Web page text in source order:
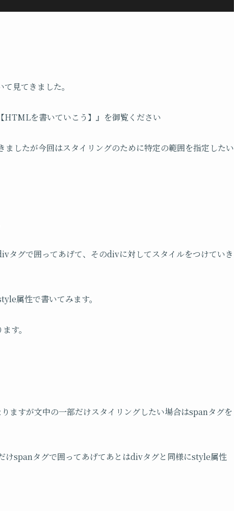
見てきました。
HTMLを書いていこう】』を御覧ください
したが今回はスタイリングのために特定の範囲を指定したい
タグで囲ってあげて、そのdivに対してスタイルをつけていき
属性で書いてみます。
す。
ますが文中の一部だけスタイリングしたい場合はspanタグを
けspanタグで囲ってあげてあとはdivタグと同様にstyle属性